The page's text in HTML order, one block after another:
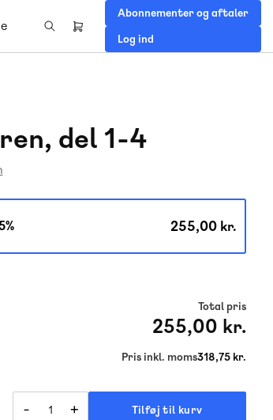
Header
Abonnementer og aftaler
Log ind
del 1-4
255,00 kr.
Total pris
255,00 kr.
Pris inkl. moms318,75 kr.
- + Tilføj til kurv